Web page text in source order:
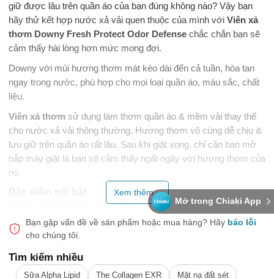
Mở trong Chiaki App
giữ được lâu trên quần áo của bạn đúng không nào? Vậy bạn
hãy thử kết hợp nước xả vải quen thuộc của mình với Viên xả
thơm Downy Fresh Protect Odor Defense chắc chắn bạn sẽ
cảm thấy hài lòng hơn mức mong đợi.
Downy với mùi hương thơm mát kéo dài đến cả tuần, hòa tan
ngay trong nước, phù hợp cho mọi loại quần áo, màu sắc, chất
liệu.
Viên xả thơm sử dụng làm thơm quần áo & mềm vải thay thế
cho nước xả vải thông thường. Hương thơm vô cùng dễ chịu &
lưu giữ trên quần áo rất lâu. Sau khi giặt xong, chỉ cần bạn mở
nắp máy giặt là bạn sẽ cảm thấy ngất ngây với hương thơm của
nó.
Downy Unstopables sử dụng làmthơm quần áo& mềm vải
thay thế cho nước xả vải thông thường. Hương thơm cực kỳ dễ
chịu & lưu giữ trên quần áo rất lâu.
Dùng kết hợpViên xả thơm Downy
viên xả vào lồng giặt, sau đó bạn cho thêm nước xả vải như
Xem thêm...
Bạn gặp vấn đề về sản phẩm hoặc mua hàng? Hãy báo lỗi
cho chúng tôi.
Tìm kiếm nhiều
Sữa Alpha Lipid The Collagen EXR Mặt nạ đất sét